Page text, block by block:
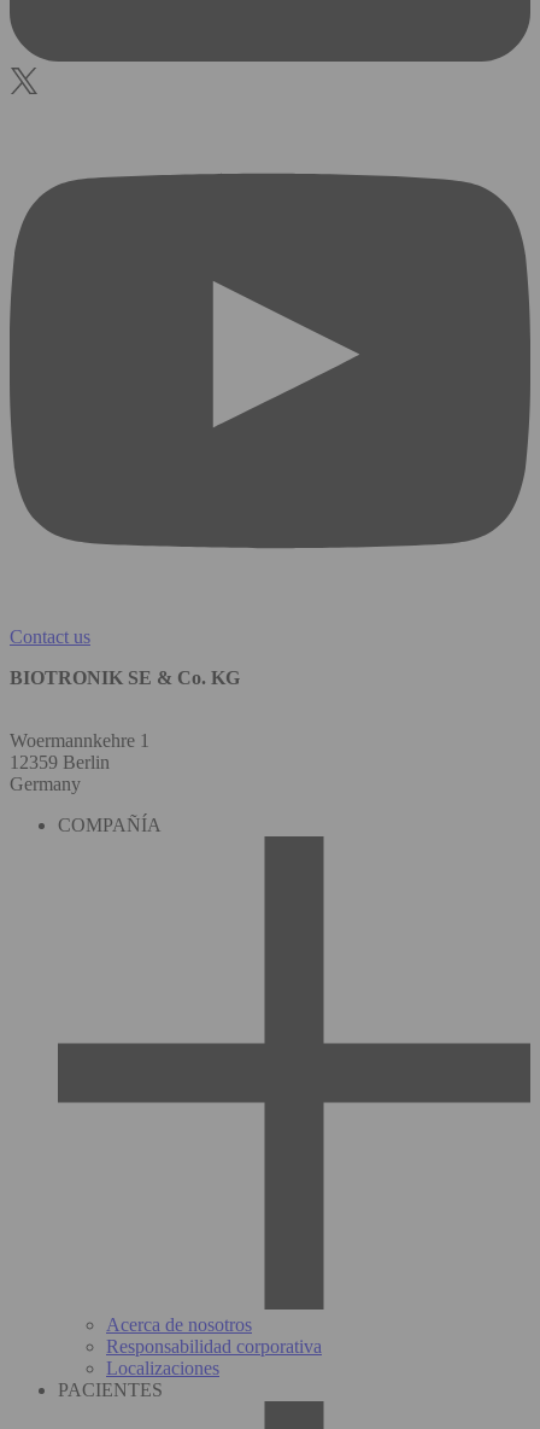
Contact us
BIOTRONIK SE & Co. KG
Woermannkehre 1
12359 Berlin
Germany
COMPAÑÍA
Acerca de nosotros
Responsabilidad corporativa
Localizaciones
PACIENTES